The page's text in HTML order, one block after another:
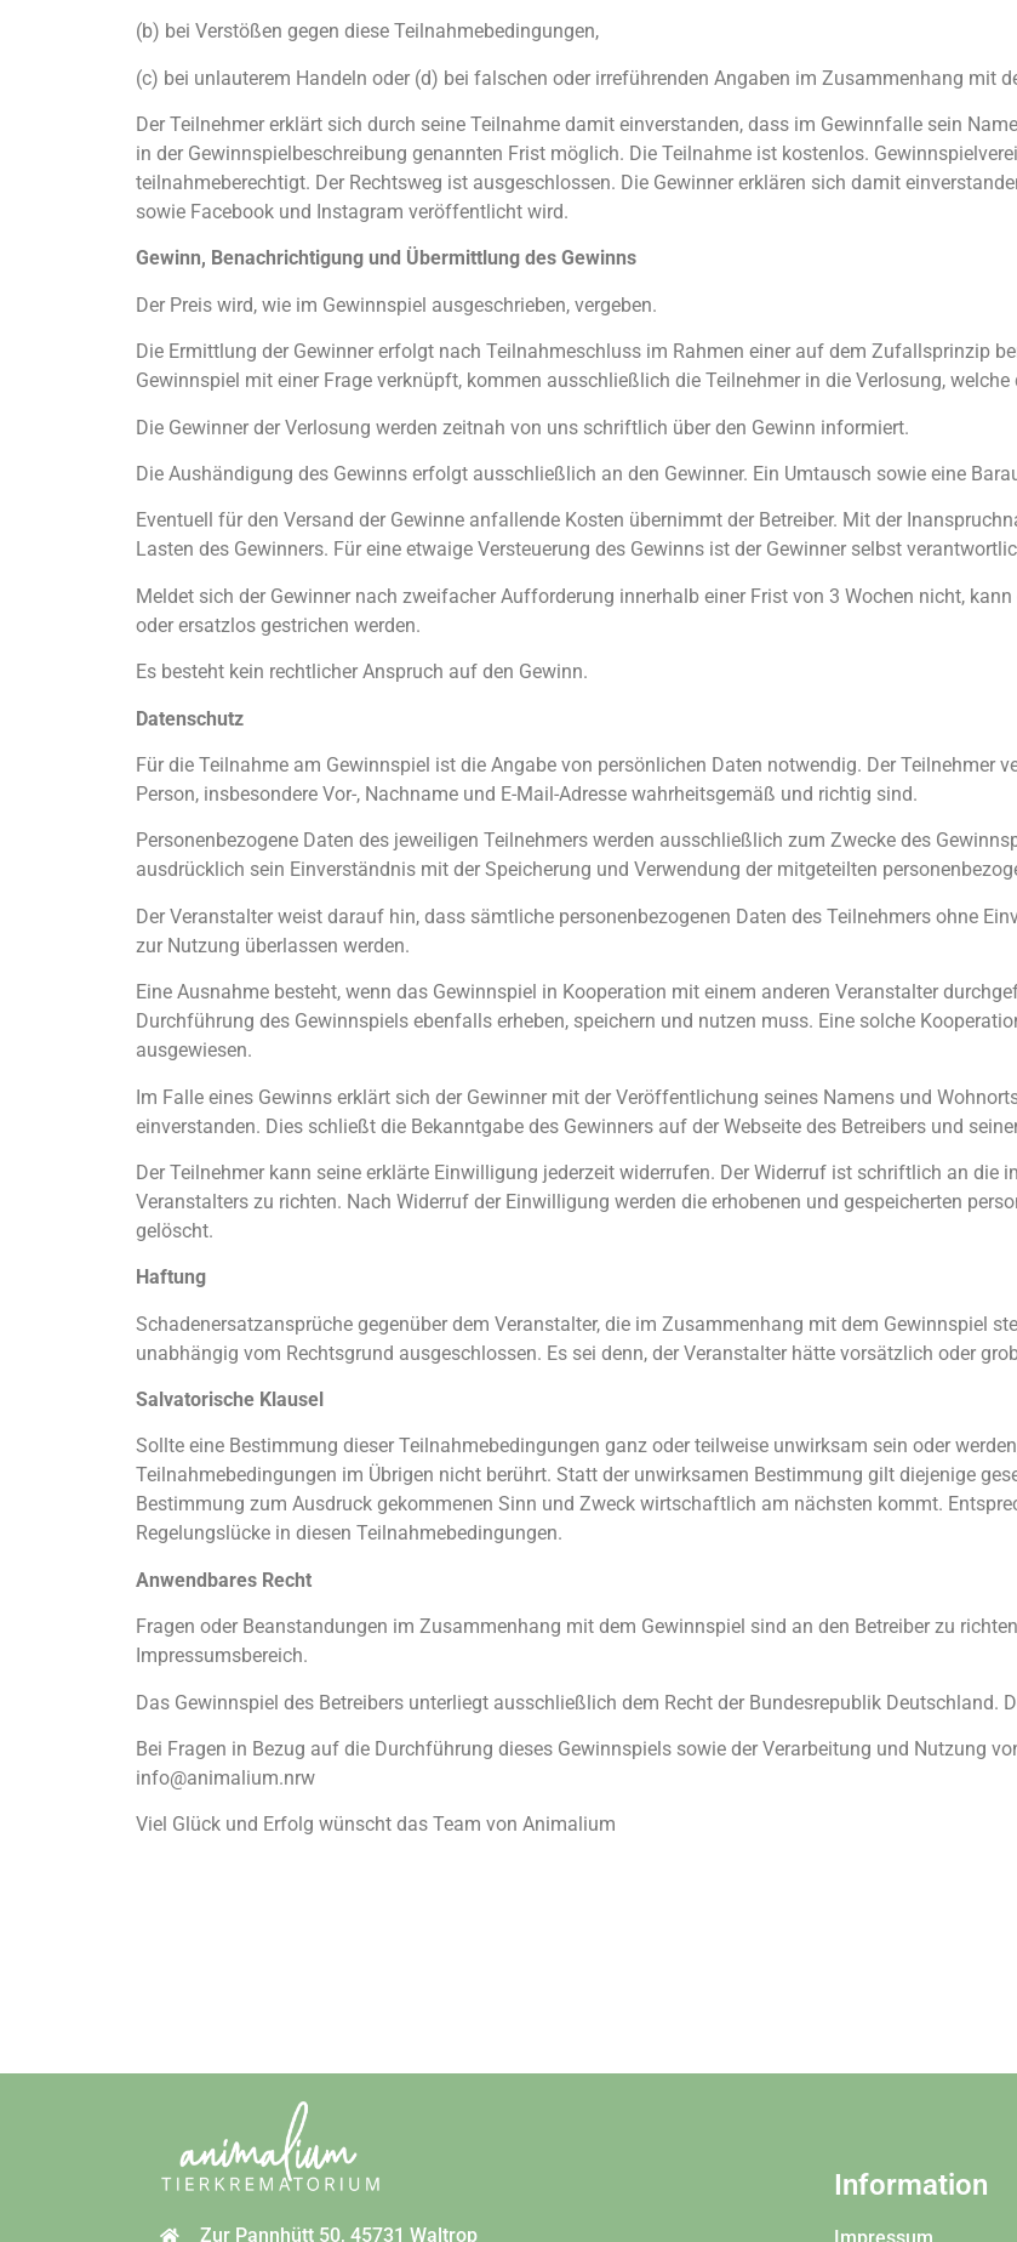
(b) bei Verstößen gegen diese Teilnahmebedingungen,
(c) bei unlauterem Handeln oder (d) bei falschen oder irreführenden Angaben im Zusammenhang mit
Der Teilnehmer erklärt sich durch seine Teilnahme damit einverstanden, dass im Gewinnfalle sein
in der Gewinnspielbeschreibung genannten Frist möglich. Die Teilnahme ist kostenlos.
teilnahmeberechtigt. Der Rechtsweg ist ausgeschlossen. Die Gewinner erklären sich damit
sowie Facebook und Instagram veröffentlicht wird.
Gewinn, Benachrichtigung und Übermittlung des Gewinns
Der Preis wird, wie im Gewinnspiel ausgeschrieben, vergeben.
Die Ermittlung der Gewinner erfolgt nach Teilnahmeschluss im Rahmen einer auf dem Zufallsprinzip
Gewinnspiel mit einer Frage verknüpft, kommen ausschließlich die Teilnehmer in die Verlosung,
Die Gewinner der Verlosung werden zeitnah von uns schriftlich über den Gewinn informiert.
Die Aushändigung des Gewinns erfolgt ausschließlich an den Gewinner. Ein Umtausch sowie eine
Eventuell für den Versand der Gewinne anfallende Kosten übernimmt der Betreiber. Mit der
Lasten des Gewinners. Für eine etwaige Versteuerung des Gewinns ist der Gewinner selbst
Meldet sich der Gewinner nach zweifacher Aufforderung innerhalb einer Frist von 3 Wochen nicht,
oder ersatzlos gestrichen werden.
Es besteht kein rechtlicher Anspruch auf den Gewinn.
Datenschutz
Für die Teilnahme am Gewinnspiel ist die Angabe von persönlichen Daten notwendig. Der Teilnehmer
Person, insbesondere Vor-, Nachname und E-Mail-Adresse wahrheitsgemäß und richtig sind.
Personenbezogene Daten des jeweiligen Teilnehmers werden ausschließlich zum Zwecke des
ausdrücklich sein Einverständnis mit der Speicherung und Verwendung der mitgeteilten
Der Veranstalter weist darauf hin, dass sämtliche personenbezogenen Daten des Teilnehmers ohne
zur Nutzung überlassen werden.
Eine Ausnahme besteht, wenn das Gewinnspiel in Kooperation mit einem anderen Veranstalter
Durchführung des Gewinnspiels ebenfalls erheben, speichern und nutzen muss. Eine solche
ausgewiesen.
Im Falle eines Gewinns erklärt sich der Gewinner mit der Veröffentlichung seines Namens und
einverstanden. Dies schließt die Bekanntgabe des Gewinners auf der Webseite des Betreibers und
Der Teilnehmer kann seine erklärte Einwilligung jederzeit widerrufen. Der Widerruf ist schriftlich an die
Veranstalters zu richten. Nach Widerruf der Einwilligung werden die erhobenen und gespeicherten
gelöscht.
Haftung
Schadenersatzansprüche gegenüber dem Veranstalter, die im Zusammenhang mit dem Gewinnspiel
unabhängig vom Rechtsgrund ausgeschlossen. Es sei denn, der Veranstalter hätte vorsätzlich oder
Salvatorische Klausel
Sollte eine Bestimmung dieser Teilnahmebedingungen ganz oder teilweise unwirksam sein oder
Teilnahmebedingungen im Übrigen nicht berührt. Statt der unwirksamen Bestimmung gilt diejenige
Bestimmung zum Ausdruck gekommenen Sinn und Zweck wirtschaftlich am nächsten kommt.
Regelungslücke in diesen Teilnahmebedingungen.
Anwendbares Recht
Fragen oder Beanstandungen im Zusammenhang mit dem Gewinnspiel sind an den Betreiber zu
Impressumsbereich.
Das Gewinnspiel des Betreibers unterliegt ausschließlich dem Recht der Bundesrepublik Deutschland.
Bei Fragen in Bezug auf die Durchführung dieses Gewinnspiels sowie der Verarbeitung und Nutzung
info@animalium.nrw
Viel Glück und Erfolg wünscht das Team von Animalium
Zur Pannhütt 50, 45731 Waltrop
Information
Impressum